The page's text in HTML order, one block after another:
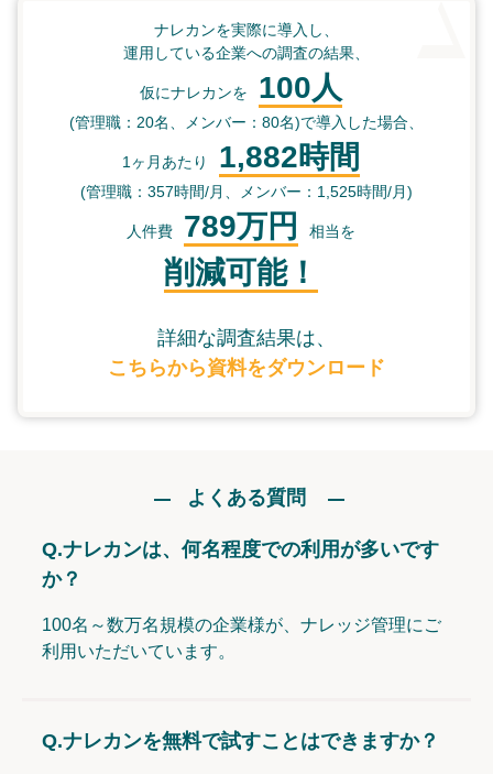
ナレカンを実際に導入し、
運用している企業への調査の結果、
仮にナレカンを 100人
(管理職：20名、メンバー：80名)で導入した場合、
1ヶ月あたり 1,882時間
(管理職：357時間/月、メンバー：1,525時間/月)
人件費 789万円 相当を
削減可能！
詳細な調査結果は、
こちらから資料をダウンロード
よくある質問
Q.ナレカンは、何名程度での利用が多いです
か？
100名～数万名規模の企業様が、ナレッジ管理にご
利用いただいています。
Q.ナレカンを無料で試すことはできますか？